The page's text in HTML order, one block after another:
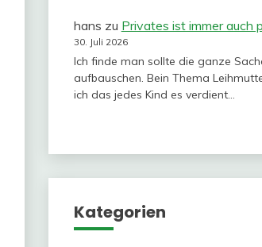
hans zu Privates ist immer auch
30. Juli 2026
Ich finde man sollte die ganze
aufbauschen. Bein Thema
ich das jedes Kind es verdient…
Kategorien